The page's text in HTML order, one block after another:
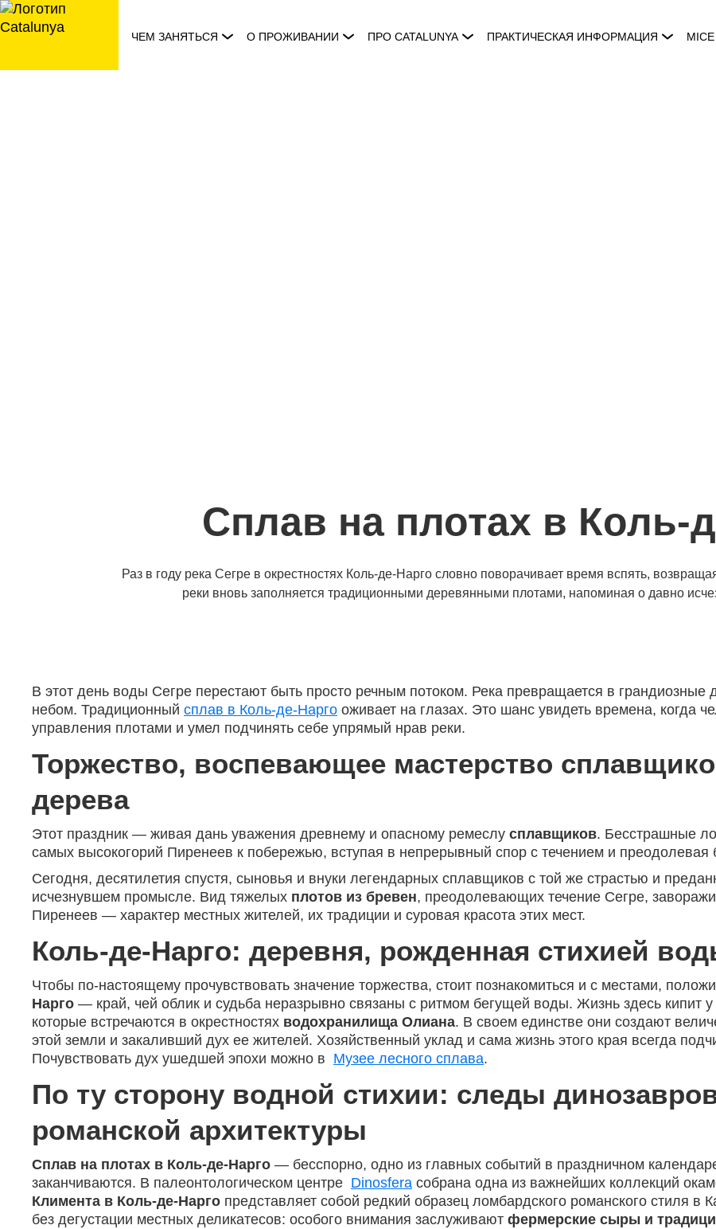
перейти
к
ЧЕМ ЗАНЯТЬСЯ О ПРОЖИВАНИИ ПРО CATALUNYA ПРАКТИЧЕСКАЯ ИНФОРМАЦИЯ MICE
Сплав на плотах в Коль-
Раз в году река Сегре в окрестностях Коль-де-Нарго словно поворачивает время вспять,
реки вновь заполняется традиционными деревянными плотами, напоминая о давно
В этот день воды Сегре перестают быть просто речным потоком. Река превращается в
небом. Традиционный сплав в Коль-де-Нарго оживает на глазах. Это шанс увидеть времена, когда
управления плотами и умел подчинять себе упрямый нрав реки.
Торжество, воспевающее мастерство
дерева
Этот праздник — живая дань уважения древнему и опасному ремеслу сплавщиков. Бесстрашные
самых высокогорий Пиренеев к побережью, вступая в непрерывный спор с течением и преодолевая
Сегодня, десятилетия спустя, сыновья и внуки легендарных сплавщиков с той же страстью и
исчезнувшем промысле. Вид тяжелых плотов из бревен, преодолевающих течение Сегре,
Пиренеев — характер местных жителей, их традиции и суровая красота этих мест.
Коль-де-Нарго: деревня, рожденная стихией
Чтобы по-настоящему прочувствовать значение торжества, стоит познакомиться и с местами,
Нарго — край, чей облик и судьба неразрывно связаны с ритмом бегущей воды. Жизнь здесь кипит
которые встречаются в окрестностях водохранилища Олиана. В своем единстве они создают
этой земли и закаливший дух ее жителей. Хозяйственный уклад и сама жизнь этого края всегда
Почувствовать дух ушедшей эпохи можно в Музее лесного сплава.
По ту сторону водной стихии: следы
романской архитектуры
Сплав на плотах в Коль-де-Нарго — бесспорно, одно из главных событий в праздничном
заканчиваются. В палеонтологическом центре Dinosfera собрана одна из важнейших коллекций
Климента в Коль-де-Нарго представляет собой редкий образец ломбардского романского стиля в
без дегустации местных деликатесов: особого внимания заслуживают фермерские сыры и